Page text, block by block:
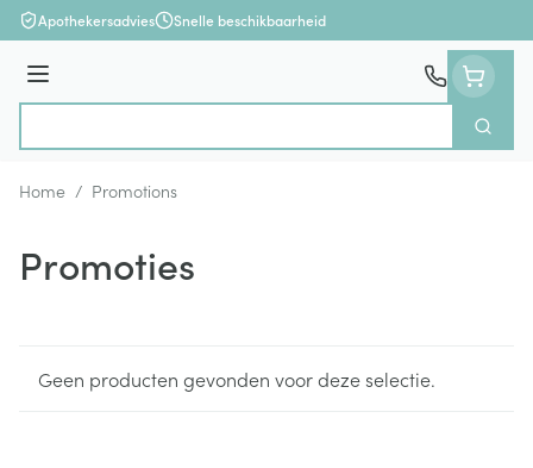
Ga naar de inhoud
Apothekersadvies Snelle beschikbaarheid
Menu
Zoek
Home / Promotions
Promoties
Geen producten gevonden voor deze selectie.